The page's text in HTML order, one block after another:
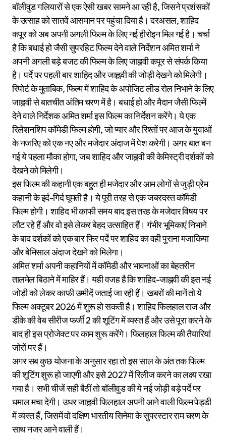
बॉलीवुड गलियारों से एक ऐसी खबर सामने आ रही है, जिसने प्रशंसकों
के उत्साह को सातवें आसमान पर पहुंचा दिया है। दरअसल, शाहिद
कपूर को अब अपनी अगली फिल्म के लिए नई हीरोइन मिल गई है। चर्चा
है कि बधाई हो जैसी सुपरहिट फिल्म देने वाले निर्देशन अमित शर्मा ने
अपनी अगली बड़े बजट की फिल्म के लिए जाह्नवी कपूर से संपर्क किया
है। पर्दे पर पहली बार शाहिद और जाह्नवी की जोड़ी देखने को मिलेगी।
रिपोर्ट के मुताबिक, फिल्म में शाहिद के अपोजिट लीड रोल निभाने के लिए
जाह्नवी से बातचीत अंतिम चरण में है। बधाई हो और मैदान जैसी फिल्में
देने वाले निर्देशक अमित शर्मा इस फिल्म का निर्देशन करेंगे। ये एक
रिलेशनशिप कॉमेडी फिल्म होगी, जो प्यार और रिश्तों पर आज के युवाओं
के नजरिए को एक नए और मजेदार अंदाज में पेश करेगी। अगर बात बन
गई ये पहला मौका होगा, जब शाहिद और जाह्नवी की केमिस्ट्री दर्शकों को
देखने को मिलेगी।
इस फिल्म की कहानी एक बहुत ही मजेदार और आम लोगों से जुड़ी प्रेम
कहानी के इर्द-गिर्द घूमती है। ये पूरी तरह से एक जबरदस्त कॉमेडी
फिल्म होगी। शाहिद भी काफी समय बाद इस तरह के मजेदार विषय पर
लौट रहे हैं और वो इसे लेकर बेहद उत्साहित हैं। गंभीर भूमिकाएं निभाने
के बाद दर्शकों को एक बार फिर पर्दे पर शाहिद का वही पुराना मजाकिया
और बेमिसाल अंदाज देखने को मिलेगा।
अमित शर्मा अपनी कहानियों में कॉमेडी और भावनाओं का बेहतरीन
तालमेल बिठाने में माहिर हैं। यही वजह है कि शाहिद-जाह्नवी की इस नई
जोड़ी को लेकर काफी उम्मीदें जताई जा रही हैं। खबरों की मानें तो ये
फिल्म अक्टूबर 2026 में शुरू हो सकती है। शाहिद फिलहाल राज और
डीके की वेब सीरीज फर्जी 2 की शूटिंग में व्यस्त हैं और उसे पूरा करने के
बाद ही इस प्रोजेक्ट पर काम शुरू करेंगे। फिलहाल फिल्म की तैयारियां
जोरों पर हैं।
अगर सब कुछ योजना के अनुसार रहा तो इस साल के अंत तक फिल्म
की शूटिंग शुरू हो जाएगी और इसे 2027 में रिलीज करने का लक्ष्य रखा
गया है। सभी चीजें सही बैठीं तो बॉलीवुड की ये नई जोड़ी बड़े पर्दे पर
धमाल मचा देगी। उधर जाह्नवी फिलहाल अपनी आने वाली फिल्म पेड्डी
में व्यस्त हैं, जिसमें वो दक्षिण भारतीय सिनेमा के सुपरस्टार राम चरण के
साथ नजर आने वाली हैं।